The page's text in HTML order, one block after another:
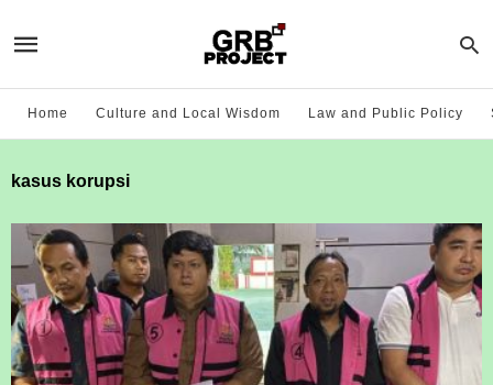
Home Culture and Local Wisdom Law and Public Policy
kasus korupsi